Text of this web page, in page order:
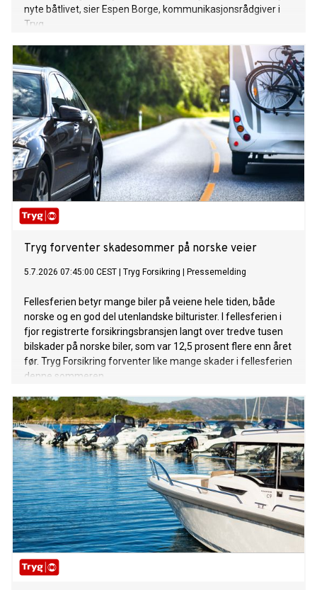
nyte båtlivet, sier Espen Borge, kommunikasjonsrådgiver i
Tryg.
Tryg forventer skadesommer på norske veier
5.7.2026 07:45:00 CEST Tryg Forsikring Pressemelding
Fellesferien betyr mange biler på veiene hele tiden, både
norske og en god del utenlandske bilturister. I fellesferien i
fjor registrerte forsikringsbransjen langt over tredve tusen
bilskader på norske biler, som var 12,5 prosent flere enn året
før. Tryg Forsikring forventer like mange skader i fellesferien
denne sommeren.